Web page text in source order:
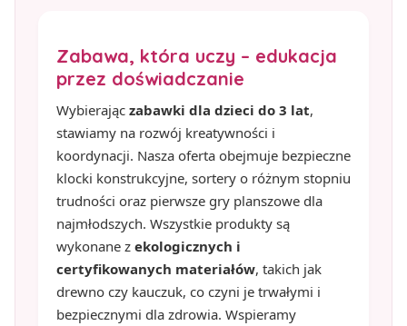
Zabawa, która uczy – edukacja
przez doświadczanie
Wybierając zabawki dla dzieci do 3 lat,
stawiamy na rozwój kreatywności i
koordynacji. Nasza oferta obejmuje bezpieczne
klocki konstrukcyjne, sortery o różnym stopniu
trudności oraz pierwsze gry planszowe dla
najmłodszych. Wszystkie produkty są
wykonane z ekologicznych i
certyfikowanych materiałów, takich jak
drewno czy kauczuk, co czyni je trwałymi i
bezpiecznymi dla zdrowia. Wspieramy